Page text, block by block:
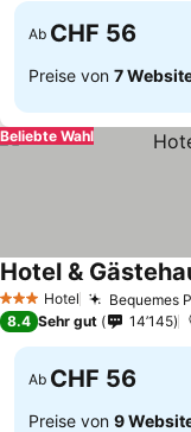
Ab CHF 56
Preise von 7
Beliebte Wahl
3 SterneHotel Bequemes
Hotel &
8.4 Sehr gut 14’145
Ab CHF 56
Preise von 9